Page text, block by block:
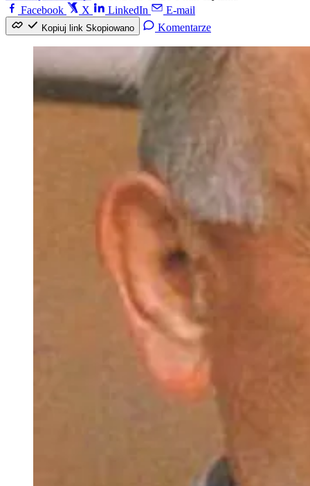
Facebook
X LinkedIn E-mail
Kopiuj link Skopiowano Komentarze